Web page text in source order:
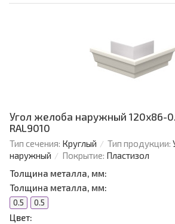
Угол желоба наружный 120х86-
RAL9010
Тип сечения: Круглый Тип продукции:
наружный
Покрытие: Пластизол
Толщина металла, мм:
Толщина металла, мм:
0.5 0.5
Цвет: